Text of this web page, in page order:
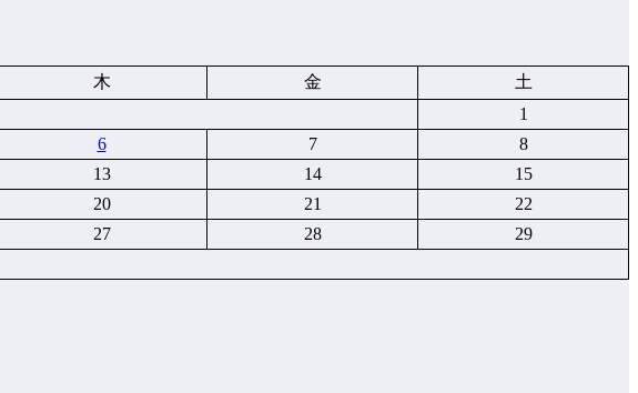
木 金
土
1
6 7
8
13 14
15
20 21
22
27 28
29